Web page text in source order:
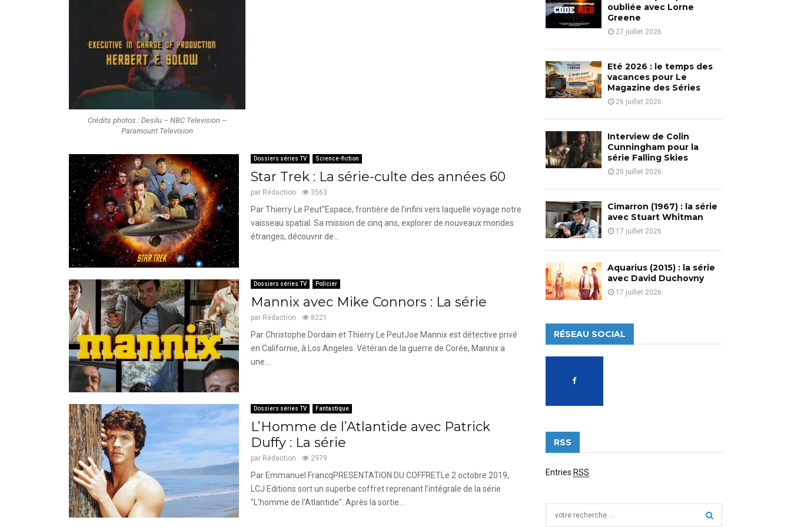
Crédits photos : Desilu – NBC Television –
Paramount Television
Dossiers séries TV Science-fiction
Star Trek : La série-culte des années 60
par Rédaction 3563
Par Thierry Le Peut"Espace, frontière de l'infini vers laquelle voyage notre
vaisseau spatial. Sa mission de cinq ans, explorer de nouveaux mondes
étranges, découvrir de...
Dossiers séries TV Policier
Mannix avec Mike Connors : La série
par Rédaction 8221
Par Christophe Dordain et Thierry Le PeutJoe Mannix est détective privé
en Californie, à Los Angeles. Vétéran de la guerre de Corée, Mannix a
une...
Dossiers séries TV Fantastique
L’Homme de l’Atlantide avec Patrick
Duffy : La série
par Rédaction 2979
Par Emmanuel FrancqPRESENTATION DU COFFRETLe 2 octobre 2019,
LCJ Editions sort un superbe coffret reprenant l'intégrale de la série
"L'homme de l'Atlantide". Après la sortie...
o
r
:
H
oubliée avec Lorne
Greene
27 juillet 2026
Eté 2026 : le temps des
vacances pour Le
Magazine des Séries
26 juillet 2026
Interview de Colin
Cunningham pour la
série Falling Skies
20 juillet 2026
Cimarron (1967) : la série
avec Stuart Whitman
17 juillet 2026
Aquarius (2015) : la série
avec David Duchovny
17 juillet 2026
RÉSEAU SOCIAL
RSS
Entries RSS